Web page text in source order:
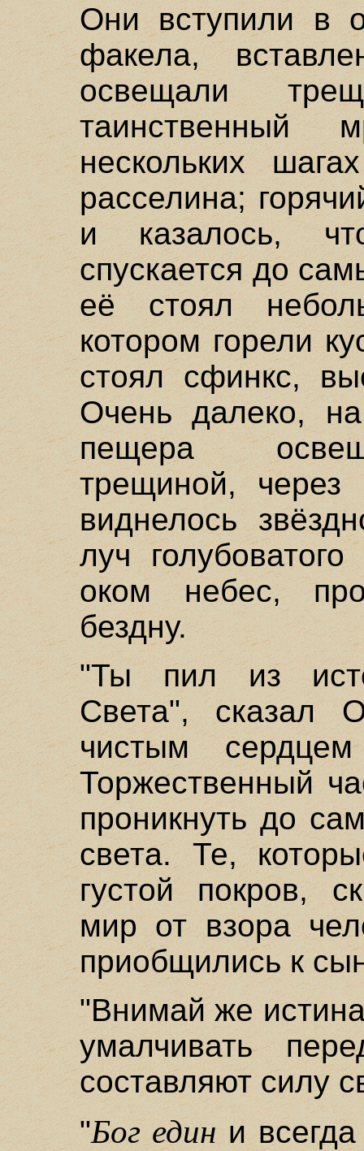
Они вступили в
факела,
освещали
нескольких
расселина;
и казалось,
спускается до
её стоял
котором горели
стоял сфинкс,
Очень далеко,
пещера
трещиной, через
виднелось
луч
оком небес,
бездну.
"Ты пил из
Света", сказал
чистым
Торжественный
проникнуть до
света. Те,
густой покров,
мир от взора
приобщились к
"Внимай же
умалчивать
составляют силу
"Бог едини